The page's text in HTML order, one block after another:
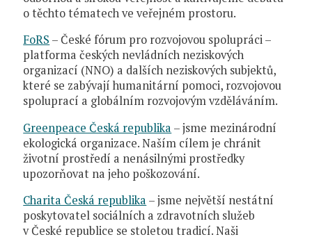
o těchto tématech ve veřejném prostoru.
FoRS – České fórum pro rozvojovou spolupráci –
platforma českých nevládních neziskových
organizací (NNO) a dalších neziskových subjektů,
které se zabývají humanitární pomoci, rozvojovou
spoluprací a globálním rozvojovým vzděláváním.
Greenpeace Česká republika – jsme mezinárodní
ekologická organizace. Naším cílem je chránit
životní prostředí a nenásilnými prostředky
upozorňovat na jeho poškozování.
Charita Česká republika – jsme největší nestátní
poskytovatel sociálních a zdravotních služeb
v České republice se stoletou tradicí. Naši